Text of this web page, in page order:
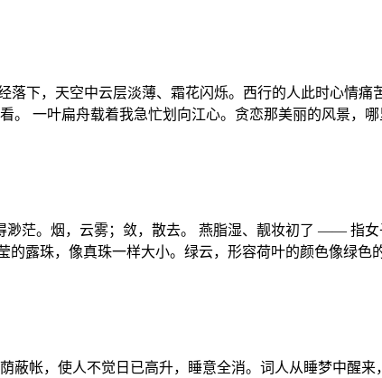
下，天空中云层淡薄、霜花闪烁。西行的人此时心情痛
一叶扁舟载着我急忙划向江心。贪恋那美丽的风景，
茫。烟，云雾；敛，散去。 燕脂湿、靓妆初了 —— 指女
露珠，像真珠一样大小。绿云，形容荷叶的颜色像绿色
蔽帐，使人不觉日已高升，睡意全消。词人从睡梦中醒